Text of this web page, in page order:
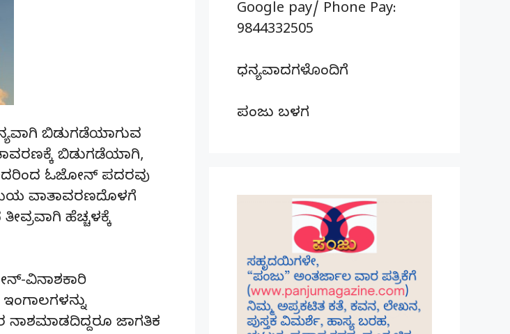
ಬಿಡುಗಡೆಯಾಗುವ
ಬಿಡುಗಡೆಯಾಗಿ,
ಓಜೋನ್ ಪದರವು
ವಾತಾವರಣದೊಳಗೆ
ಹೆಚ್ಚಳಕ್ಕೆ
ವಿನಾಶಕಾರಿ
ಜಾಗತಿಕ
Google pay/ Phone Pay:
9844332505
ಧನ್ಯವಾದಗಳೊಂದಿಗೆ
ಪಂಜು ಬಳಗ